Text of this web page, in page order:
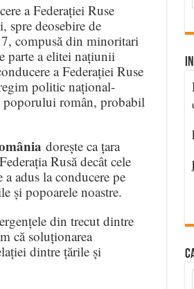
a Federației Ruse
spre deosebire de
compusă din minoritari
parte a elitei națiunii
a Federației Ruse
politic național-
poporului român, probabil
dorește ca țara
Rusă decât cele
adus la conducere pe
și popoarele noastre.
din trecut dintre
că soluționarea
dintre țările și